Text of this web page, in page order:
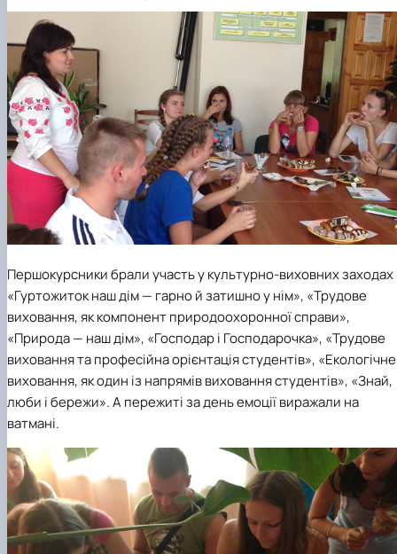
Першокурсники брали участь у культурно-виховних заходах
«Гуртожиток наш дім — гарно й затишно у нім», «Трудове
виховання, як компонент природоохоронної справи»,
«Природа — наш дім», «Господар і Господарочка», «Трудове
виховання та професійна орієнтація студентів», «Екологічне
виховання, як один із напрямів виховання студентів», «Знай,
люби і бережи». А пережиті за день емоції виражали на
ватмані.